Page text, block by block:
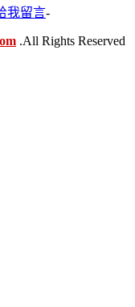
我留言-
.All Rights Reserved